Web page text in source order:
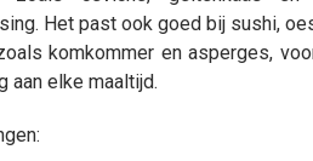
Het past ook goed bij sushi,
komkommer en asperges,
aan elke maaltijd.